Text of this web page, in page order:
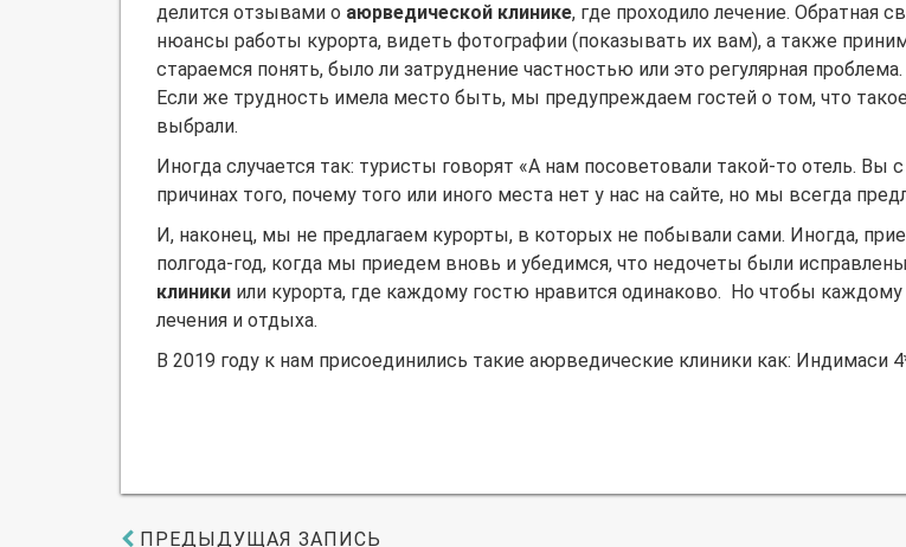
делится отзывами о аюрведической клинике, где проходило лечение. Обратная
нюансы работы курорта, видеть фотографии (показывать их вам), а также
стараемся понять, было ли затруднение частностью или это регулярная
Если же трудность имела место быть, мы предупреждаем гостей о том, что
выбрали.
Иногда случается так: туристы говорят «А нам посоветовали такой-то отель.
причинах того, почему того или иного места нет у нас на сайте, но мы всегда
И, наконец, мы не предлагаем курорты, в которых не побывали сами. Иногда,
полгода-год, когда мы приедем вновь и убедимся, что недочеты были
клиники или курорта, где каждому гостю нравится одинаково. Но чтобы
лечения и отдыха.
В 2019 году к нам присоединились такие аюрведические клиники как: Индимаси
ПРЕДЫДУЩАЯ ЗАПИСЬ